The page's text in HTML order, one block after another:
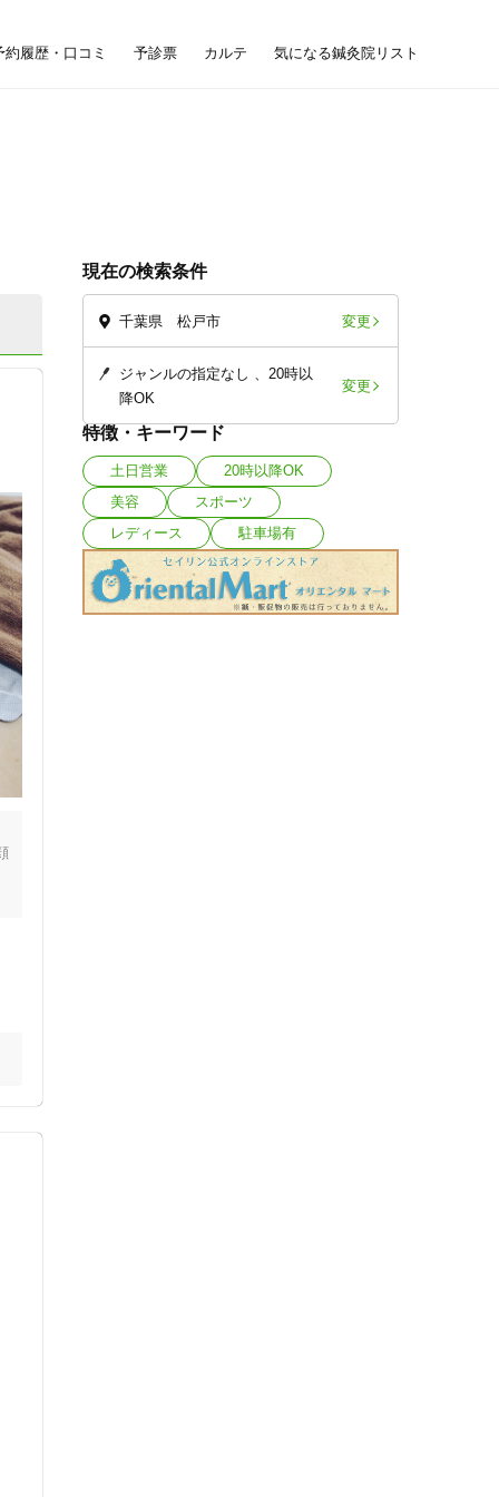
約履歴・口コミ 予診票 カルテ 気になる鍼灸院リスト
現在の検索条件
千葉県 松戸市 変更
ジャンルの指定なし
20時以
降OK
変更
特徴・キーワード
土日営業
20時以降OK
美容
スポーツ
レディース
駐車場有